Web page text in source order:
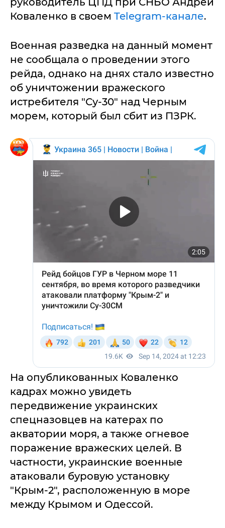
Коваленко в своем Telegram-канале.
Военная разведка на данный момент
не сообщала о проведении этого
рейда, однако на днях стало известно
об уничтожении вражеского
истребителя "Су-30" над Черным
морем, который был сбит из ПЗРК.
На опубликованных Коваленко
кадрах можно увидеть
передвижение украинских
спецназовцев на катерах по
акватории моря, а также огневое
поражение вражеских целей. В
частности, украинские военные
атаковали буровую установку
"Крым-2", расположенную в море
между Крымом и Одессой.